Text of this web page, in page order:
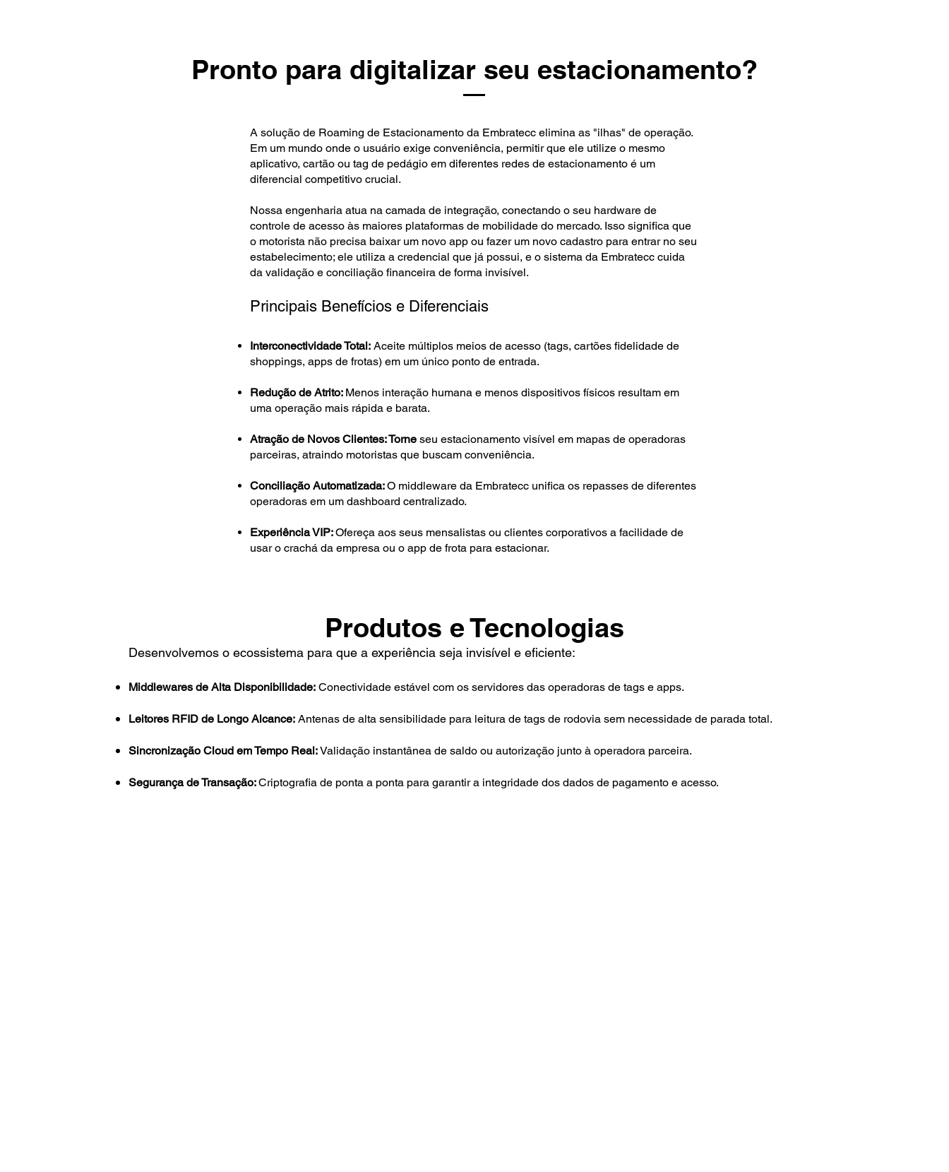
Pronto para digitalizar seu estacionamento?
A solução de Roaming de Estacionamento da Embratecc elimina as "ilhas" de operação.
Em um mundo onde o usuário exige conveniência, permitir que ele utilize o mesmo
aplicativo, cartão ou tag de pedágio em diferentes redes de estacionamento é um
diferencial competitivo crucial.
Nossa engenharia atua na camada de integração, conectando o seu hardware de
controle de acesso às maiores plataformas de mobilidade do mercado. Isso significa que
o motorista não precisa baixar um novo app ou fazer um novo cadastro para entrar no seu
estabelecimento; ele utiliza a credencial que já possui, e o sistema da Embratecc cuida
da validação e conciliação financeira de forma invisível.
Principais Benefícios e Diferenciais
Interconectividade Total: Aceite múltiplos meios de acesso (tags, cartões fidelidade de
shoppings, apps de frotas) em um único ponto de entrada.
Redução de Atrito: Menos interação humana e menos dispositivos físicos resultam em
uma operação mais rápida e barata.
Atração de Novos Clientes: Torne seu estacionamento visível em mapas de operadoras
parceiras, atraindo motoristas que buscam conveniência.
Conciliação Automatizada:O middleware da Embratecc unifica os repasses de diferentes
operadoras em um dashboard centralizado.
Experiência VIP:Ofereça aos seus mensalistas ou clientes corporativos a facilidade de
usar o crachá da empresa ou o app de frota para estacionar.
Produtos e Tecnologias
Desenvolvemos o ecossistema para que a experiência seja invisível e eficiente:
Middlewares de Alta Disponibilidade: Conectividade estável com os servidores das operadoras de tags e apps.
Leitores RFID de Longo Alcance: Antenas de alta sensibilidade para leitura de tags de rodovia sem necessidade de parada total.
Sincronização Cloud em Tempo Real:Validação instantânea de saldo ou autorização junto à operadora parceira.
Segurança de Transação:Criptografia de ponta a ponta para garantir a integridade dos dados de pagamento e acesso.